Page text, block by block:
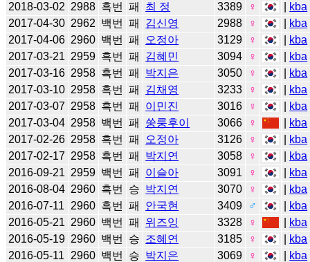
2018-03-02 2988 흑번 패 최 정 3389 ♀ kba
2017-04-30 2962 백번 패 김신영 2988 ♀ kba
2017-04-06 2960 백번 패 오정아 3129 ♀ kba
2017-03-21 2959 흑번 패 김혜민 3094 ♀ kba
2017-03-16 2958 흑번 패 박지은 3050 ♀ kba
2017-03-10 2958 흑번 패 김채영 3233 ♀ kba
2017-03-07 2958 흑번 패 이민진 3016 ♀ kba
2017-03-04 2958 백번 패 쑹룽후이 3066 ♀ kba
2017-02-26 2958 흑번 패 오정아 3126 ♀ kba
2017-02-17 2958 흑번 패 박지연 3058 ♀ kba
2016-09-21 2959 백번 패 이슬아 3091 ♀ kba
2016-08-04 2960 흑번 승 박지연 3070 ♀ kba
2016-07-11
2960 흑번 패 안국현 3409 ♂ kba
2016-05-21 2960 백번 패 위즈잉 3328 ♀ kba
2016-05-19 2960 백번 승 조혜연 3185 ♀ kba
2016-05-11
2960 백번 승 박지은 3069 ♀ kba